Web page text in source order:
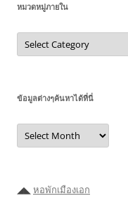
หมวดหมู่ภายใน
หมวด
หมู่
ภายใน
ข้อมูลต่างๆค้นหาได้ที่นี่
ข้อมูล
ต่างๆ
ค้นหา
◢◣ หอพักเมืองเอก